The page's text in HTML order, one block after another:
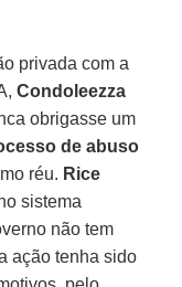
privada com a
Condoleezza
obrigasse um
de abuso
réu. Rice
sistema
não tem
ação tenha sido